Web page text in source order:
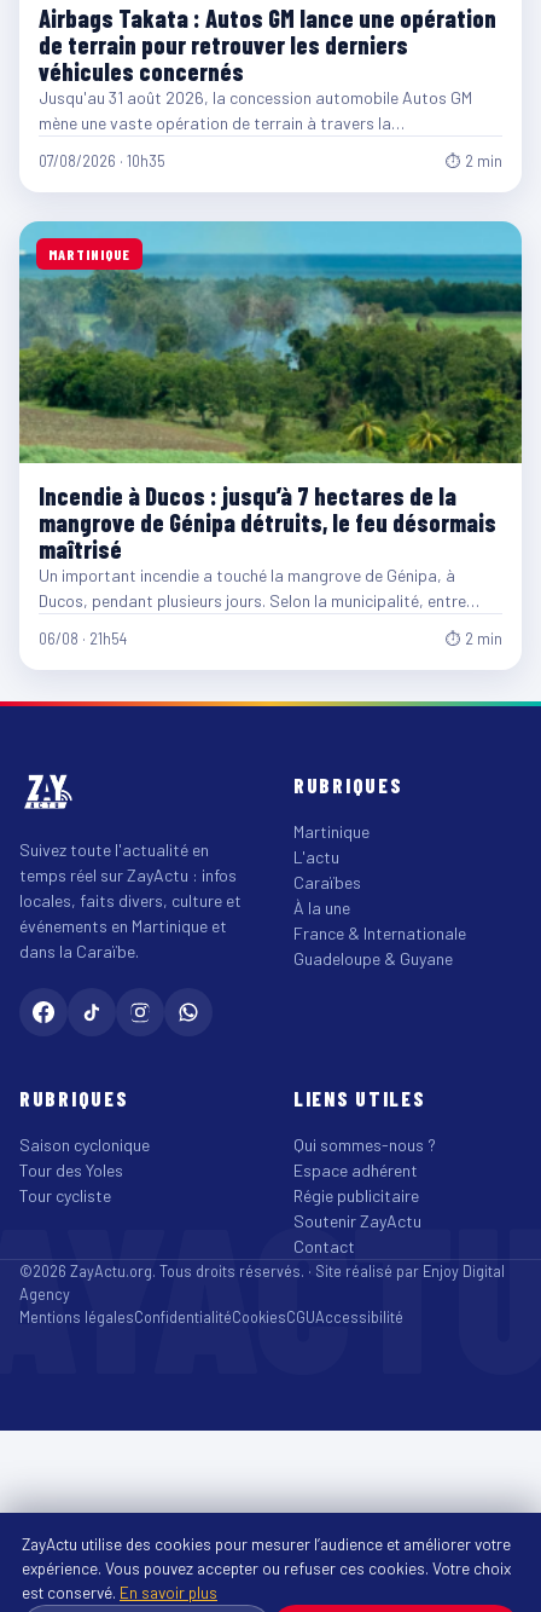
Airbags Takata : Autos GM lance une opération
de terrain pour retrouver les derniers
véhicules concernés
Jusqu'au 31 août 2026, la concession automobile Autos GM
mène une vaste opération de terrain à travers la…
07/08/2026 · 10h35 ⏱ 2 min
MARTINIQUE
Incendie à Ducos : jusqu’à 7 hectares de la
mangrove de Génipa détruits, le feu désormais
maîtrisé
Un important incendie a touché la mangrove de Génipa, à
Ducos, pendant plusieurs jours. Selon la municipalité, entre…
06/08 · 21h54 ⏱ 2 min
Suivez toute l'actualité en
temps réel sur ZayActu : infos
locales, faits divers, culture et
événements en Martinique et
dans la Caraïbe.
RUBRIQUES
Martinique
L'actu
Caraïbes
À la une
France & Internationale
Guadeloupe & Guyane
RUBRIQUES
Saison cyclonique
Tour des Yoles
Tour cycliste
LIENS UTILES
Qui sommes-nous ?
Espace adhérent
Régie publicitaire
Soutenir ZayActu
Contact
©2026 ZayActu.org. Tous droits réservés. · Site réalisé par Enjoy Digital
Agency
Mentions légalesConfidentialitéCookiesCGUAccessibilité
ZayActu utilise des cookies pour mesurer l’audience et améliorer votre
expérience. Vous pouvez accepter ou refuser ces cookies. Votre choix
est conservé. En savoir plus